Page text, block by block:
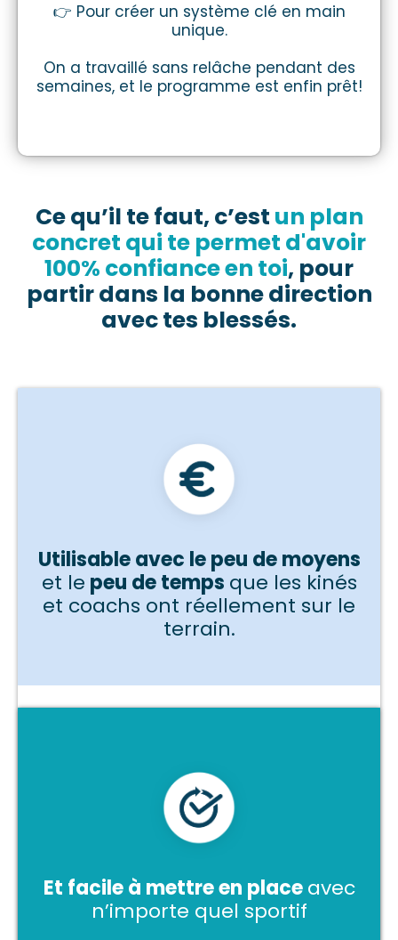
👉 Pour créer un système clé en main
unique.
On a travaillé sans relâche pendant des
semaines, et le programme est enfin prêt!
Ce qu’il te faut, c’est un plan
concret qui te permet d'avoir
100% confiance en toi, pour
partir dans la bonne direction
avec tes blessés.
Utilisable avec le peu de moyens
et le peu de temps que les kinés
et coachs ont réellement sur le
terrain.
Et facile à mettre en placeavec
n’importe quel sportif